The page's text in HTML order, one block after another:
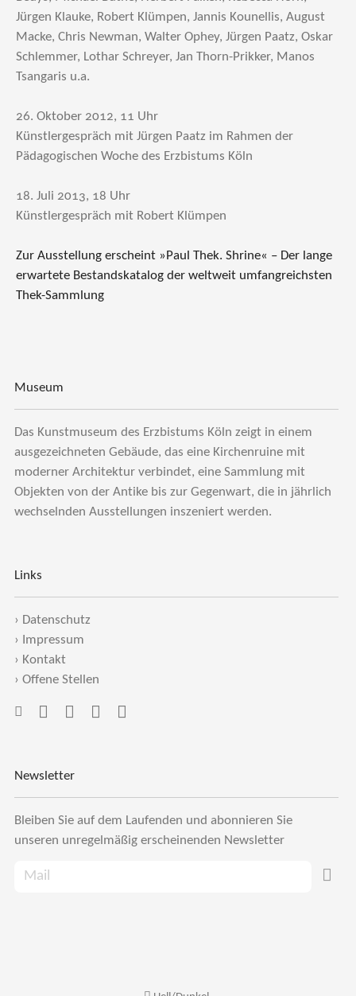
Jürgen Klauke, Robert Klümpen, Jannis Kounellis, August
Macke, Chris Newman, Walter Ophey, Jürgen Paatz, Oskar
Schlemmer, Lothar Schreyer, Jan Thorn-Prikker, Manos
Tsangaris u.a.
26. Oktober 2012, 11 Uhr
Künstlergespräch mit Jürgen Paatz im Rahmen der
Pädagogischen Woche des Erzbistums Köln
18. Juli 2013, 18 Uhr
Künstlergespräch mit Robert Klümpen
Zur Ausstellung erscheint »Paul Thek. Shrine« – Der lange
erwartete Bestandskatalog der weltweit umfangreichsten
Thek-Sammlung
Museum
Das Kunstmuseum des Erzbistums Köln zeigt in einem
ausgezeichneten Gebäude, das eine Kirchenruine mit
moderner Architektur verbindet, eine Sammlung mit
Objekten von der Antike bis zur Gegenwart, die in jährlich
wechselnden Ausstellungen inszeniert werden.
Links
› Datenschutz
›
Impressum
› Kontakt
› Offene Stellen
Newsletter
Bleiben Sie auf dem Laufenden und abonnieren Sie
unseren unregelmäßig erscheinenden Newsletter